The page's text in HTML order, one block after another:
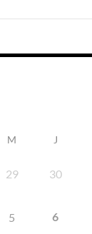
M J
29 30
5 6